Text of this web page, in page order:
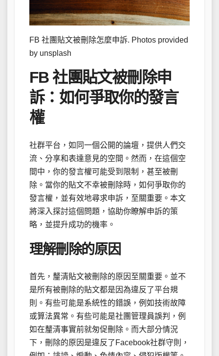
FB 社團貼文被刪除怎麼申訴. Photos provided
by unsplash
FB 社團貼文被刪除申
訴：如何爭取你的發言
權
社群平台，如同一個公開的論壇，提供人們交
流、分享和表達意見的空間。然而，在這個空
間中，你的發言權可能受到限制，甚至被刪
除。當你的貼文不幸被刪除時，如何爭取你的
發言權，並有效地尋求申訴，至關重要。本文
將深入探討這個問題，協助你瞭解申訴的策
略，並提升成功的機率。
理解刪除的原因
首先，釐清貼文被刪除的原因至關重要。並不
是所有被刪除的貼文都是因為違反了平台規
則。有些可能是系統性的錯誤，例如技術故障
或算法異常。有些可能是社團管理員誤判，例
如在釐清事實前就匆促刪除。而大部分情況
下，刪除的原因是違反了Facebook社群守則，